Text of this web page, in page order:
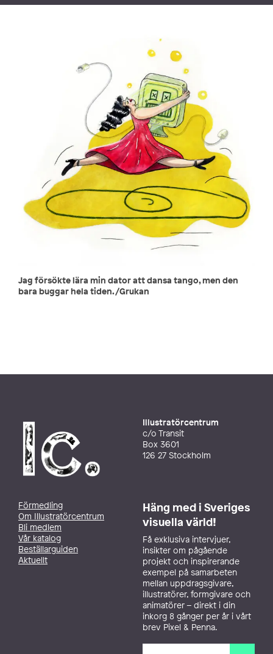
Jag försökte lära min dator att dansa tango, men den
bara buggar hela tiden./Grukan
Illustratörcentrum
c/o Transit
Box 3601
126 27 Stockholm
Förmedling
Om Illustratörcentrum
Bli medlem
Vår katalog
Beställarguiden
Aktuellt
Häng med i Sveriges
visuella värld!
Få exklusiva intervjuer,
insikter om pågående
projekt och inspirerande
exempel på samarbeten
mellan uppdragsgivare,
illustratörer, formgivare och
animatörer – direkt i din
inkorg 8 gånger per år i vårt
brev Pixel & Penna.